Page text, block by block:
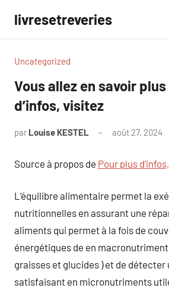
contenu
livresetreveries
Uncategorized
Vous allez en savoir
d’infos, visitez
par Louise KESTEL août 27, 2024
Source à propos de Pour plus
L’équilibre alimentaire permet la
nutritionnelles en assurant une
aliments qui permet à la fois de
énergétiques de en
graisses et glucides ) et de détecter
satisfaisant en micronutriments